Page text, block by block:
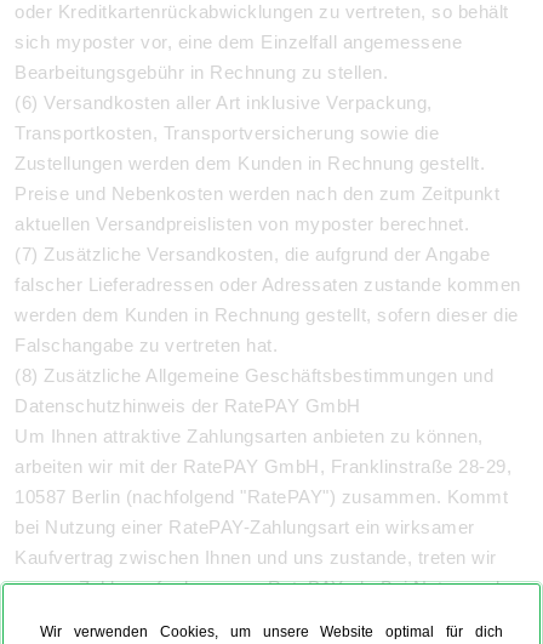
Wir verwenden Cookies, um unsere Website optimal für dich
oder Kreditkartenrückabwicklungen zu vertreten, so behält
sich myposter vor, eine dem Einzelfall angemessene
Bearbeitungsgebühr in Rechnung zu stellen.
(6) Versandkosten aller Art inklusive Verpackung,
Transportkosten, Transportversicherung sowie die
Zustellungen werden dem Kunden in Rechnung gestellt.
Preise und Nebenkosten werden nach den zum Zeitpunkt
aktuellen Versandpreislisten von myposter berechnet.
(7) Zusätzliche Versandkosten, die aufgrund der Angabe
falscher Lieferadressen oder Adressaten zustande kommen
werden dem Kunden in Rechnung gestellt, sofern dieser die
Falschangabe zu vertreten hat.
(8) Zusätzliche Allgemeine Geschäftsbestimmungen und
Datenschutzhinweis der RatePAY GmbH
Um Ihnen attraktive Zahlungsarten anbieten zu können,
arbeiten wir mit der RatePAY GmbH, Franklinstraße 28-29,
10587 Berlin (nachfolgend "RatePAY") zusammen. Kommt
bei Nutzung einer RatePAY-Zahlungsart ein wirksamer
Kaufvertrag zwischen Ihnen und uns zustande, treten wir
unsere Zahlungsforderung an RatePAY ab. Bei Nutzung der